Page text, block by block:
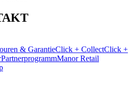
& GarantieClick + CollectClick +
PartnerprogrammManor Retail